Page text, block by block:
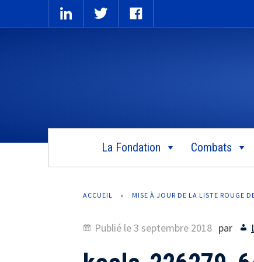
La Fondation Combats
ACCUEIL » MISE À JOUR DE LA LISTE ROUGE
Publié le3 septembre 2018 par